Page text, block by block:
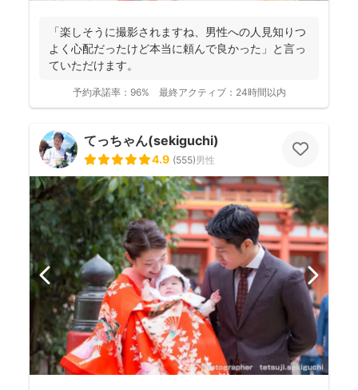
「楽しそうに撮影されますね、男性への人見知りつ
よく心配だったけど本当に頼んで良かった」と言っ
ていただけます。
予約承諾率： 96% 最終アクティブ： 24時間以内
てっちゃん(sekiguchi)
4.9 (555)男性